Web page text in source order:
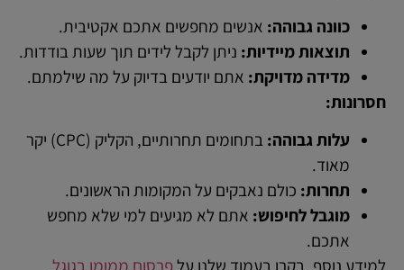
כוונה גבוהה: אנשים מחפשים אתכם אקטיבית.
תוצאות מיידיות: ניתן לקבל לידים תוך שעות בודדות.
מדידה מדויקת: אתם יודעים בדיוק על מה שילמתם.
חסרונות:
עלות גבוהה:
בתחומים תחרותיים, הקליק (CPC) יקר
מאוד.
תחרות: כולם נאבקים על המקומות הראשונים.
מוגבל לחיפוש: אתם לא מגיעים למי שלא מחפש
אתכם.
למידע נוסף, בקרו בעמוד שלנו עלפרסום ממומן בגוגל.